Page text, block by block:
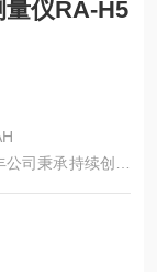
仪RA-H5
司秉承持续创新